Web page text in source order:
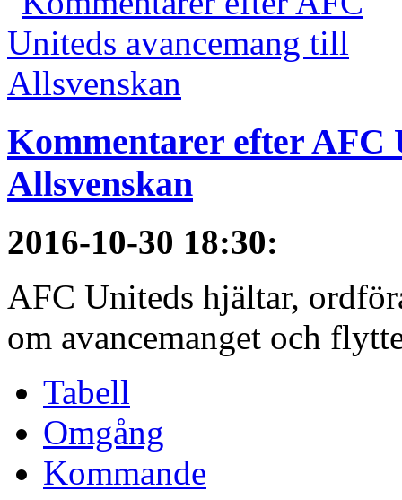
Kommentarer efter AFC
Allsvenskan
2016-10-30 18:30:
AFC Uniteds hjältar,
om avancemanget och
Tabell
Omgång
Kommande